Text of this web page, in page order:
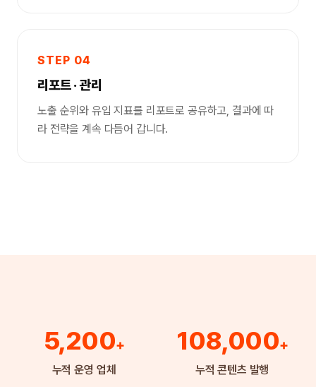
STEP 04
리포트 · 관리
노출 순위와 유입 지표를 리포트로 공유하고, 결과에 따
라 전략을 계속 다듬어 갑니다.
5,200+
누적 운영 업체
108,000+
누적 콘텐츠 발행